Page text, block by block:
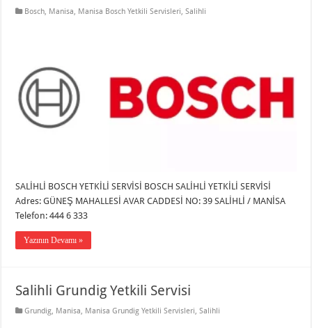
Bosch Manisa Manisa Bosch Yetkili Servisleri ,Salihli
SALİHLİ BOSCH YETKİLİ SERVİSİ BOSCH SALİHLİ YETKİLİ SERVİSİ
Adres: GÜNEŞ MAHALLESİ AVAR CADDESİ NO: 39 SALİHLİ / MANİSA
Telefon: 444 6 333
Yazının Devamı »
Salihli Grundig Yetkili Servisi
Grundig, Manisa, Manisa Grundig Yetkili Servisleri,Salihli